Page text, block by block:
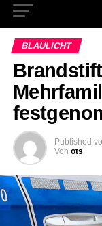
BLAULICHT
Published
Von ots